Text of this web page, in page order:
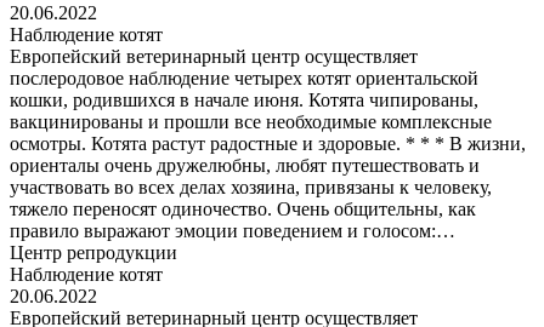
20.06.2022
Наблюдение котят
Европейский ветеринарный центр осуществляет
послеродовое наблюдение четырех котят ориентальской
кошки, родившихся в начале июня. Котята чипированы,
вакцинированы и прошли все необходимые комплексные
осмотры. Котята растут радостные и здоровые. * * * В жизни,
ориенталы очень дружелюбны, любят путешествовать и
участвовать во всех делах хозяина, привязаны к человеку,
тяжело переносят одиночество. Очень общительны, как
правило выражают эмоции поведением и голосом:…
Центр репродукции
Наблюдение котят
20.06.2022
Европейский ветеринарный центр осуществляет